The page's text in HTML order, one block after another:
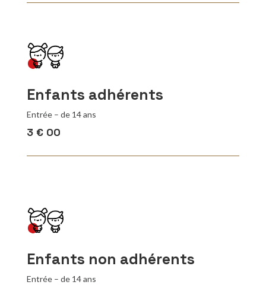
Enfants adhérents
Entrée – de 14 ans
3 € 00
Enfants non adhérents
Entrée – de 14 ans